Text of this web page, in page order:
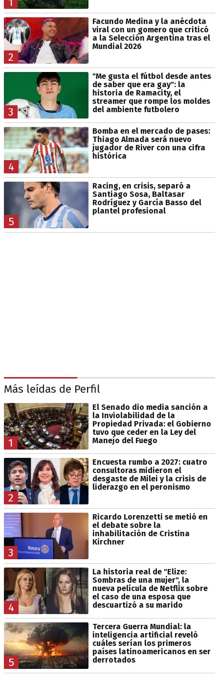
2
Facundo Medina y la anécdota
viral con un gomero que criticó
a la Selección Argentina tras el
Mundial 2026
3
"Me gusta el fútbol desde antes
de saber que era gay": la
historia de Ramacity, el
streamer que rompe los moldes
del ambiente futbolero
4
Bomba en el mercado de pases:
Thiago Almada será nuevo
jugador de River con una cifra
histórica
5
Racing, en crisis, separó a
Santiago Sosa, Baltasar
Rodríguez y García Basso del
plantel profesional
Más leídas de Perfil
1
El Senado dio media sanción a
la Inviolabilidad de la
Propiedad Privada: el Gobierno
tuvo que ceder en la Ley del
Manejo del Fuego
2
Encuesta rumbo a 2027: cuatro
consultoras midieron el
desgaste de Milei y la crisis de
liderazgo en el peronismo
3
Ricardo Lorenzetti se metió en
el debate sobre la
inhabilitación de Cristina
Kirchner
4
La historia real de "Elize:
Sombras de una mujer", la
nueva película de Netflix sobre
el caso de una esposa que
descuartizó a su marido
5
Tercera Guerra Mundial: la
inteligencia artificial reveló
cuáles serían los primeros
países latinoamericanos en ser
derrotados